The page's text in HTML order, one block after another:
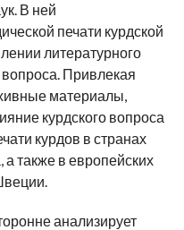
В ней
печати курдской
литературного
Привлекая
материалы,
курдского вопроса
курдов в странах
также в европейских
анализирует